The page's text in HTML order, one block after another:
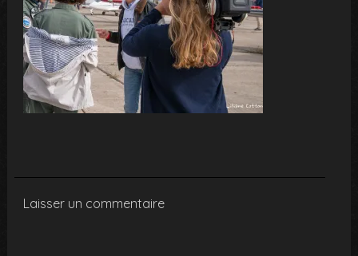
Laisser un commentaire